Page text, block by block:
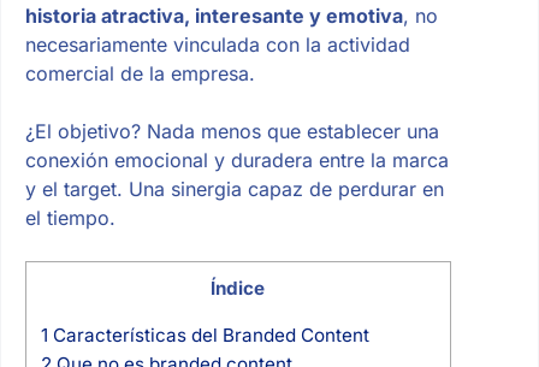
historia atractiva, interesante y emotiva, no
necesariamente vinculada con la actividad
comercial de la empresa.
¿El objetivo? Nada menos que establecer una
conexión emocional y duradera entre la marca
y el target. Una sinergia capaz de perdurar en
el tiempo.
Índice
1 Características del Branded Content